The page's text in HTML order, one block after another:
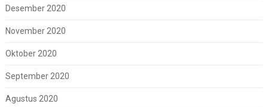
Desember 2020
November 2020
Oktober 2020
September 2020
Agustus 2020